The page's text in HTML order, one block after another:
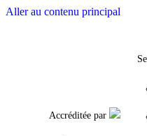
Aller au contenu principal
FacebookTwitter
Accréditée par